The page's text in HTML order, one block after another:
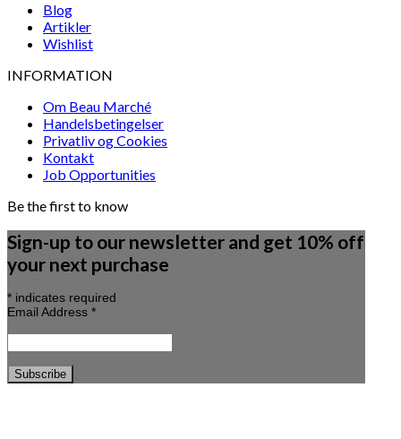
Blog
Artikler
Wishlist
INFORMATION
Om Beau Marché
Handelsbetingelser
Privatliv og Cookies
Kontakt
Job Opportunities
Be the first to know
Sign-up to our newsletter and get 10% off
your next purchase
* indicates required
Email Address *